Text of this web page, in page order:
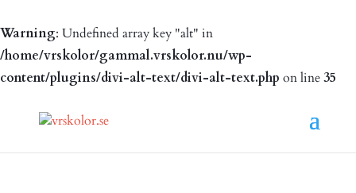
Warning: Undefined array key "alt" in
/home/vrskolor/gammal.vrskolor.nu/wp-
content/plugins/divi-alt-text/divi-alt-text.php on line35